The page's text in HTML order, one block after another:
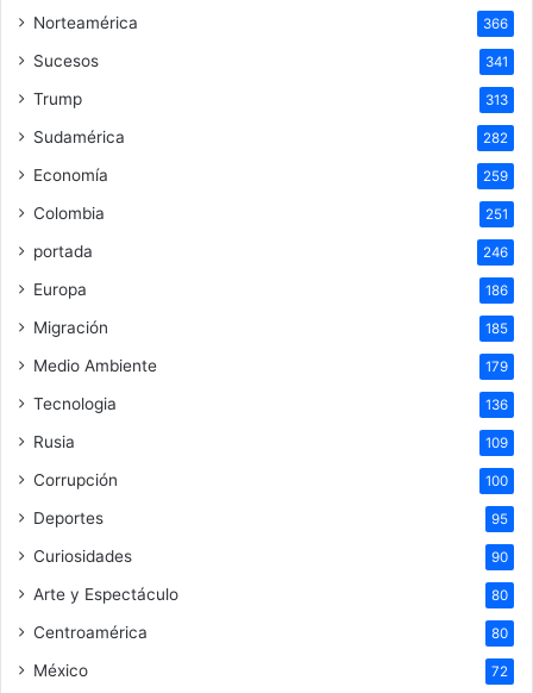
Norteamérica 366
Sucesos 341
Trump 313
Sudamérica 282
Economía 259
Colombia 251
portada 246
Europa 186
Migración 185
Medio Ambiente 179
Tecnologia 136
Rusia 109
Corrupción 100
Deportes 95
Curiosidades 90
Arte y Espectáculo 80
Centroamérica 80
México 72